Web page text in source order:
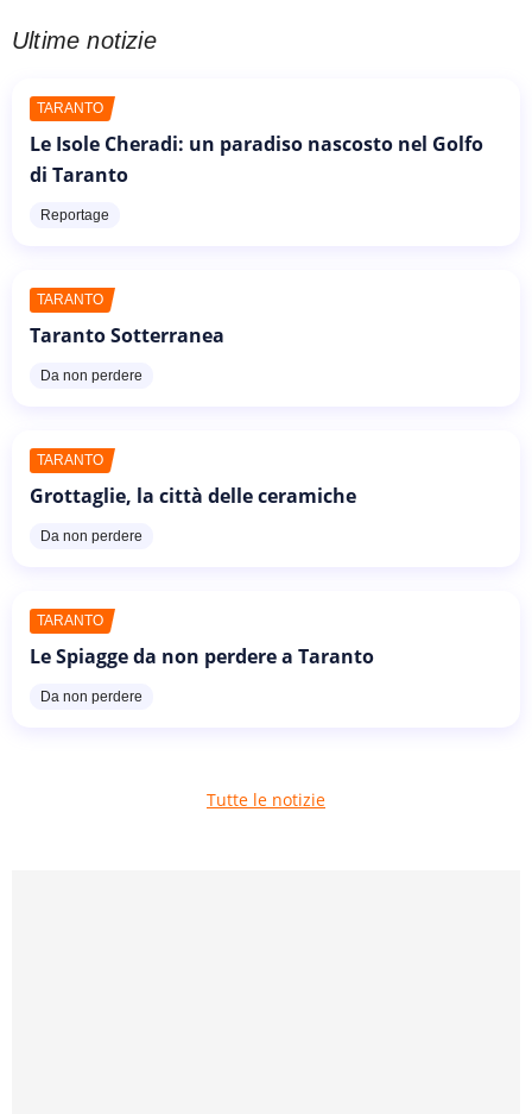
Ultime notizie
TARANTO
Le Isole Cheradi: un paradiso nascosto nel Golfo
di Taranto
Reportage
TARANTO
Taranto Sotterranea
Da non perdere
TARANTO
Grottaglie, la città delle ceramiche
Da non perdere
TARANTO
Le Spiagge da non perdere a Taranto
Da non perdere
Tutte le notizie